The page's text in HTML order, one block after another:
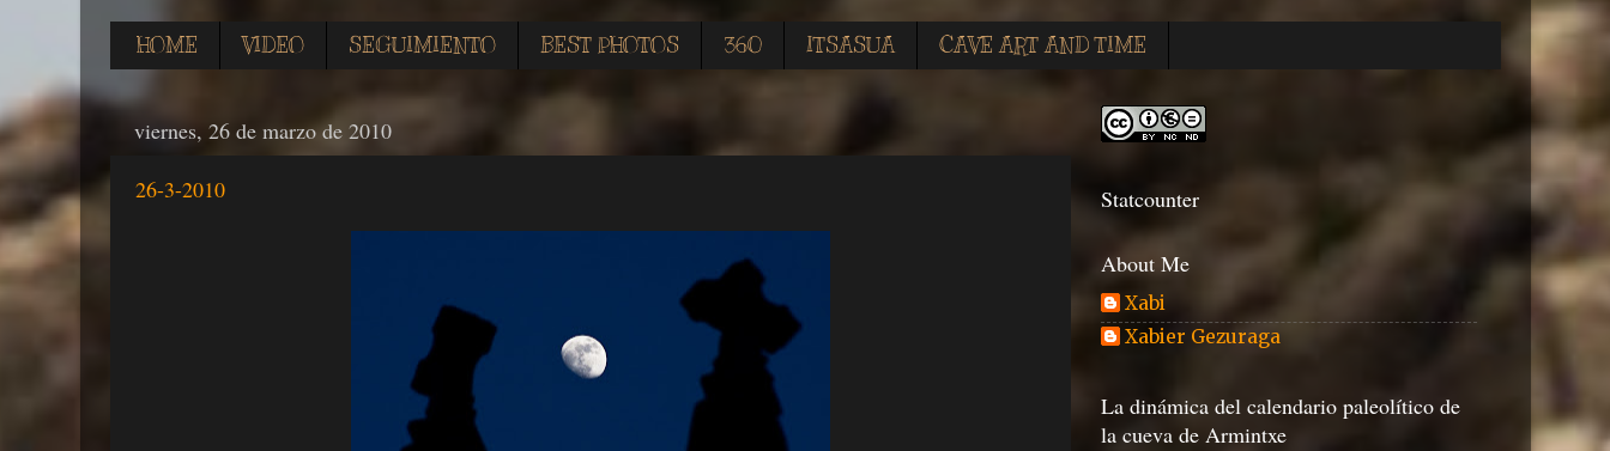
HOME VIDEO SEGUIMIENTO BEST PHOTOS 360 ITSASUA CAVE ART AND TIME
viernes, 26 de marzo de 2010
26-3-2010 Statcounter
About Me
Xabi
Xabier Gezuraga
La dinámica del calendario paleolítico de
la cueva de Armintxe